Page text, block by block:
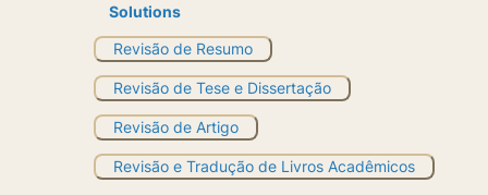
Solutions
Revisão de Resumo
Revisão de Tese e Dissertação
Revisão de Artigo
Revisão e Tradução de Livros Acadêmicos